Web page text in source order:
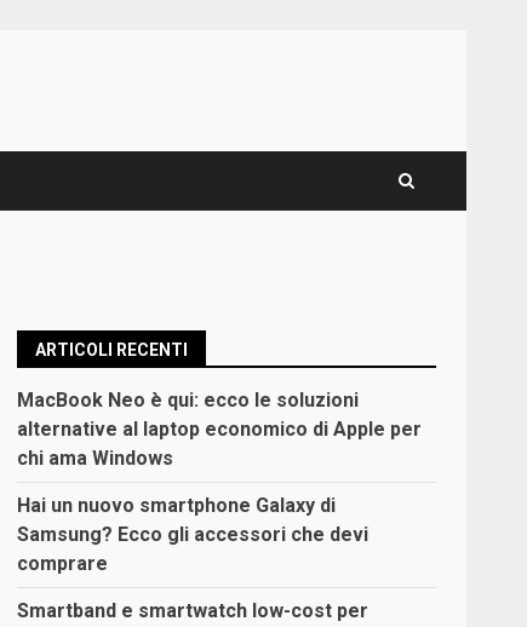
ARTICOLI RECENTI
MacBook Neo è qui: ecco le soluzioni
alternative al laptop economico di Apple per
chi ama Windows
Hai un nuovo smartphone Galaxy di
Samsung? Ecco gli accessori che devi
comprare
Smartband e smartwatch low-cost per